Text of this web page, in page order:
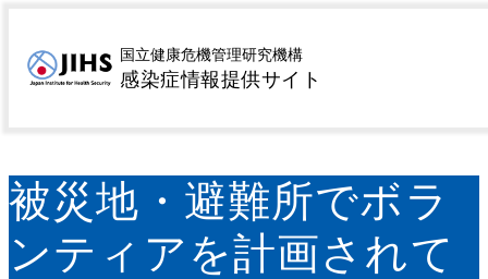
国立健康危機管理研究機構
感染症情報提供サイト
トップページ>マニュアル類>被災地・避難所でボラ
ンティアを計画されている皆様の感染症予防について
被災地・避難所でボラ
ンティアを計画されて